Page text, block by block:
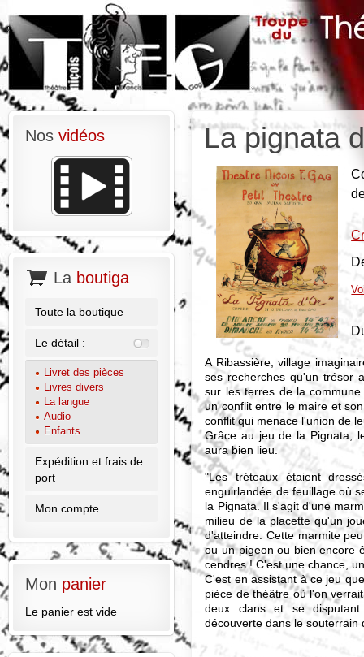
La pignata
A Ribassière, village
ses recherches qu'un trésor
sur les terres de la
un conflit entre le maire et
conflit qui menace l'union de
Grâce au jeu de la Pignata,
aura bien lieu.
"Les tréteaux étaient
enguirlandée de feuillage où
la Pignata. Il s'agit d'une
milieu de la placette qu'un
d'atteindre. Cette marmite
ou un pigeon ou bien encore
cendres ! C'est une chance,
C'est en assistant à ce jeu
pièce de théâtre où l'on
deux clans et se disputant
découverte dans le souterrain
Nos vidéos
La boutiga
Toute la boutique
Le détail :
Livret des pièces
Livres divers
La langue
Audio
Enfants
Expédition et frais de
port
Mon compte
Mon panier
Le panier est vide